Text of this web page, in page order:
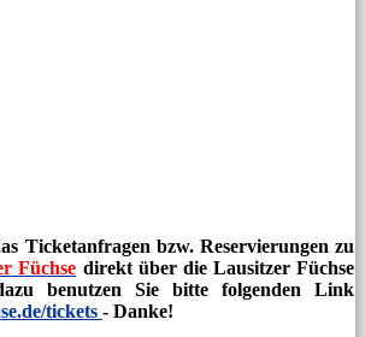
Ticketanfragen bzw. Reservierungen zu
Füchse direkt über die Lausitzer Füchse
benutzen Sie bitte folgenden Link
tickets - Danke!